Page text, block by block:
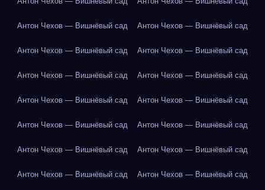
Антон Чехов — Вишнёвый сад Антон Чехов — Вишнёвый сад
Антон Чехов — Вишнёвый сад Антон Чехов — Вишнёвый сад
Антон Чехов — Вишнёвый сад Антон Чехов — Вишнёвый сад
Антон Чехов — Вишнёвый сад Антон Чехов — Вишнёвый сад
Антон Чехов — Вишнёвый сад Антон Чехов — Вишнёвый сад
Антон Чехов — Вишнёвый сад Антон Чехов — Вишнёвый сад
Антон Чехов — Вишнёвый сад Антон Чехов — Вишнёвый сад